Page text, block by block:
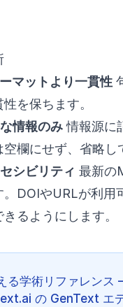
マットより一貫性
を保ちます。
情報のみ情報源に
欄にせず、省略し
シビリティ 最新の
。DOIやURLが利用
るようにします。
る学術リファレンス
の GenText エ